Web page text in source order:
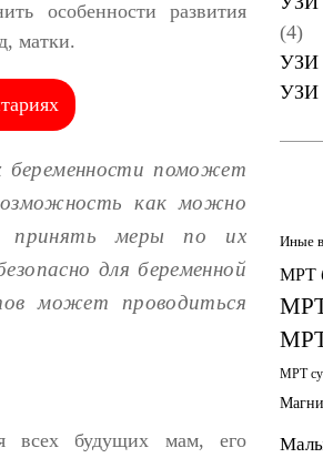
особенности развития
матки.
беременности поможет
как можно
принять меры по их
для беременной
может проводиться
всех будущих мам, его
(4)
УЗИ
УЗИ
Иные
МРТ
МРТ
МРТ
МРТ